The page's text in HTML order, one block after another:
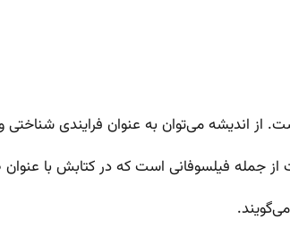
اندیشه می‌توان به عنوان فرایندی شناختی
از جمله فیلسوفانی است که در کتابش با